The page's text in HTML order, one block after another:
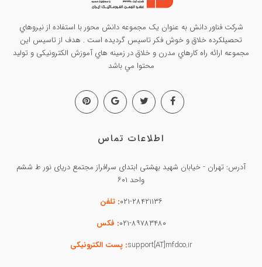
شرکت فناور دانش به عنوان يک مجموعه دانش محور با استفاده از نيروهاي
تحصيلکرده خلاق و خوش فکر تاسيس گرديده است . هدف از تاسيس این
مجموعه ارائه راه کارهاي مدرن و خلاق در زمينه هاي آموزش الکترونیکی و تولید
محتوا مي باشد
اطلاعات تماس
آدرس: تهران - خیابان شهید بهشتی ابتدای سرافراز مجتمع دریای نور ط ششم
واحد ۶۰۱
۰۲۱-۲۸۴۲۱۱۳۶: تلفن
۰۲۱-۸۹۷۸۳۴۸۰: فکس
support[AT]mfdco.ir: پست الکترونیکی